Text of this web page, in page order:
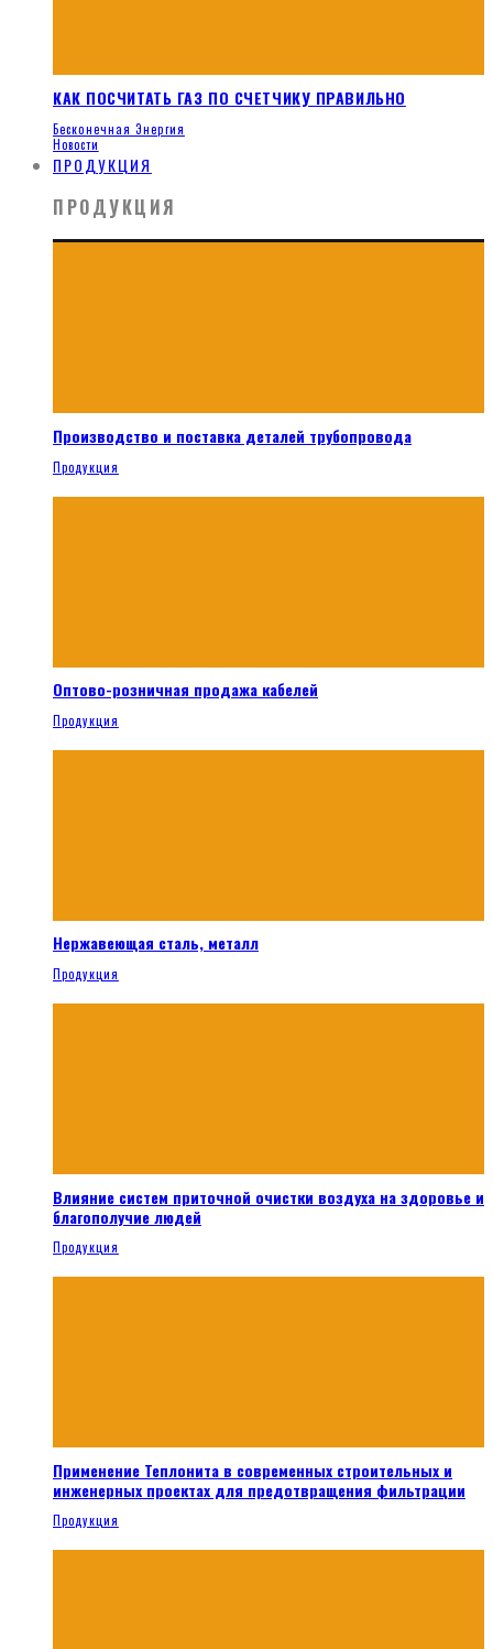
КАК ПОСЧИТАТЬ ГАЗ ПО СЧЕТЧИКУ ПРАВИЛЬНО
Бесконечная Энергия
Новости
ПРОДУКЦИЯ
ПРОДУКЦИЯ
Производство и поставка деталей трубопровода
Продукция
Оптово-розничная продажа кабелей
Продукция
Нержавеющая сталь, металл
Продукция
Влияние систем приточной очистки воздуха на здоровье и
благополучие людей
Продукция
Применение Теплонита в современных строительных и
инженерных проектах для предотвращения фильтрации
Продукция